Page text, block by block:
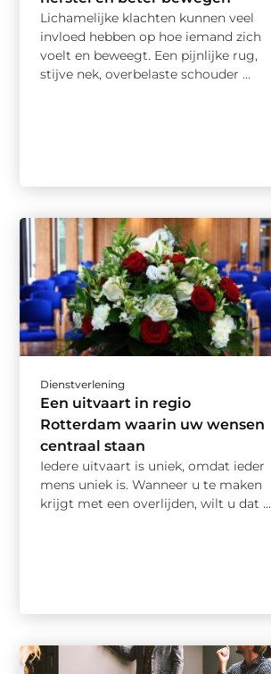
Lichamelijke klachten kunnen veel
invloed hebben op hoe iemand zich
voelt en beweegt. Een pijnlijke rug,
stijve nek, overbelaste schouder ...
Dienstverlening
Een uitvaart in regio
Rotterdam waarin uw wensen
centraal staan
Iedere uitvaart is uniek, omdat ieder
mens uniek is. Wanneer u te maken
krijgt met een overlijden, wilt u dat ...